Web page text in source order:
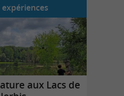
expériences
aux Lacs de